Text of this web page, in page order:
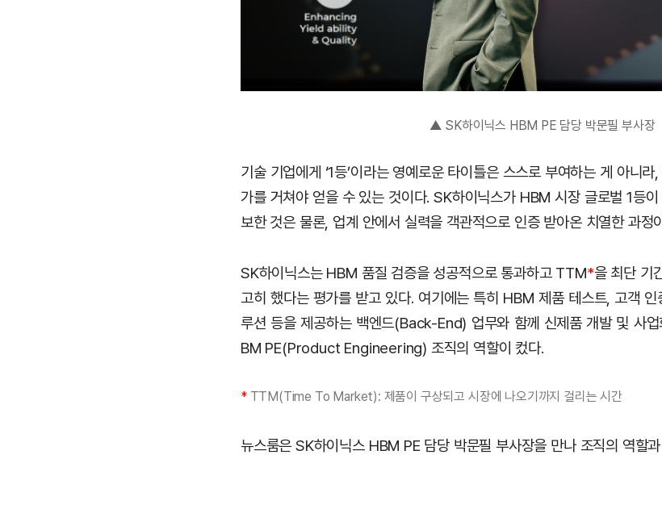
▲ SK하이닉스 HBM PE 담당 박문필 부사장
기술 기업에게 ‘1등’이라는 영예로운 타이틀은 스스로 부여하는 게 아니
가를 거쳐야 얻을 수 있는 것이다. SK하이닉스가 HBM 시장 글로벌 1등
보한 것은 물론, 업계 안에서 실력을 객관적으로 인증 받아온 치열한 과정
SK하이닉스는 HBM 품질 검증을 성공적으로 통과하고 TTM*을 최단 기
고히 했다는 평가를 받고 있다. 여기에는 특히 HBM 제품 테스트, 고객
루션 등을 제공하는 백엔드(Back-End) 업무와 함께 신제품 개발 및 사
BM PE(Product Engineering) 조직의 역할이 컸다.
* TTM(Time To Market): 제품이 구상되고 시장에 나오기까지 걸리는 시간
뉴스룸은 SK하이닉스 HBM PE 담당 박문필 부사장을 만나 조직의 역할